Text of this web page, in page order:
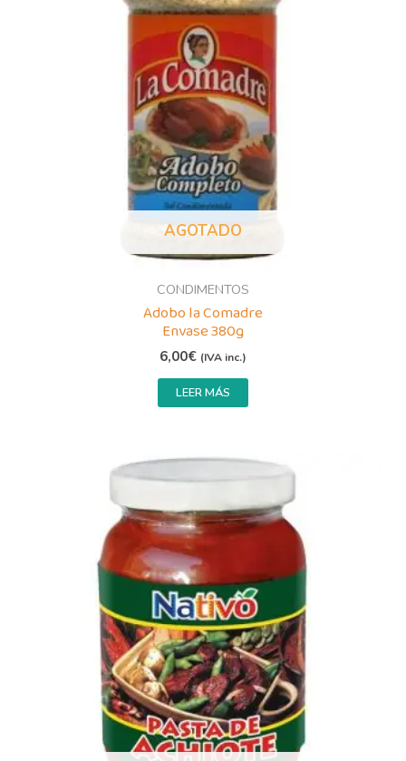
AGOTADO
CONDIMENTOS
Adobo la Comadre
Envase 380g
6,00€ (IVA inc.)
LEER MÁS